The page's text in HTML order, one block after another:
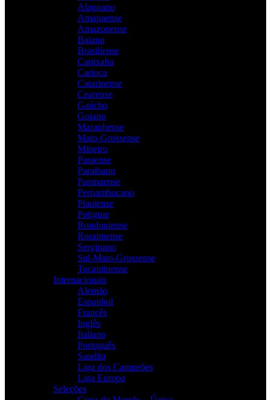
Alagoano
Amapaense
Amazonense
Baiano
Brasiliense
Capixaba
Carioca
Catarinense
Cearense
Gaúcho
Goiano
Maranhense
Mato-Grossense
Mineiro
Paraense
Paraibano
Paranaense
Pernambucano
Piauiense
Potiguar
Rondoniense
Roraimense
Sergipano
Sul-Mato-Grossense
Tocantinense
Internacionais
Alemão
Espanhol
Francês
Inglês
Italiano
Português
Saudita
Liga dos Campeões
Liga Europa
Seleções